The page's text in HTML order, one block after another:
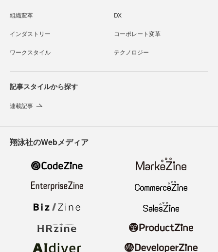
組織変革 DX
インダストリー コーポレート変革
ワークスタイル テクノロジー
記事スタイルから探す
連載記事
翔泳社のWebメディア